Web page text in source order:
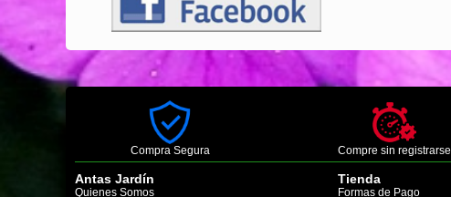
Compra Segura Compre sin registrarse
Antas Jardín
Quienes Somos
Tienda
Formas de Pago